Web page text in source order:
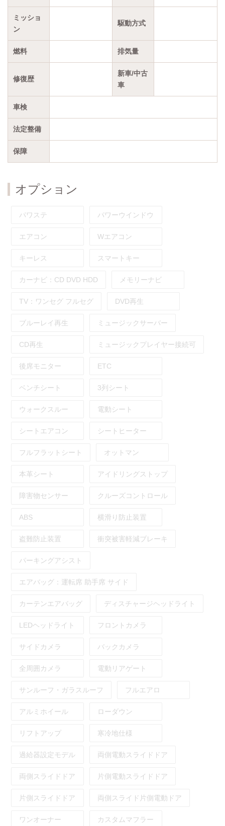
ミッショ
ン
駆動方式
燃料 排気量
修復歴
新車/中古
車
車検
法定整備
保障
オプション
パワステ パワーウインドウ
エアコン Wエアコン
キーレス スマートキー
カーナビ： CD DVD HDD メモリーナビ
TV： ワンセグ フルセグ DVD再生
ブルーレイ再生 ミュージックサーバー
CD再生 ミュージックプレイヤー接続可
後席モニター ETC
ベンチシート 3列シート
ウォークスルー 電動シート
シートエアコン シートヒーター
フルフラットシート オットマン
本革シート アイドリングストップ
障害物センサー クルーズコントロール
ABS 横滑り防止装置
盗難防止装置 衝突被害軽減ブレーキ
パーキングアシスト
エアバッグ： 運転席 助手席 サイド
カーテンエアバッグ ディスチャージヘッドライト
LEDヘッドライト フロントカメラ
サイドカメラ バックカメラ
全周囲カメラ 電動リアゲート
サンルーフ・ガラスルーフ フルエアロ
アルミホイール ローダウン
リフトアップ 寒冷地仕様
過給器設定モデル 両側電動スライドドア
両側スライドドア 片側電動スライドドア
片側スライドドア 両側スライド片側電動ドア
ワンオーナー カスタムマフラー